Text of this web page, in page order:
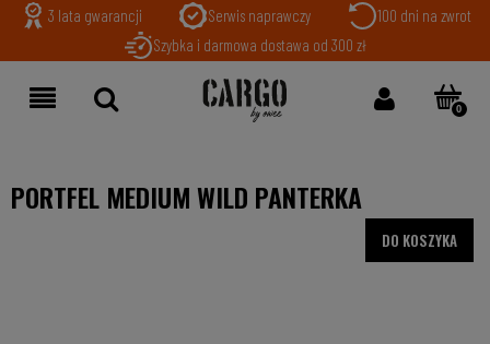
3 lata gwarancji Serwis naprawczy
100 dni na zwrot
Szybka i darmowa dostawa od 300 zł
PORTFEL MEDIUM WILD PANTERKA
DO KOSZYKA